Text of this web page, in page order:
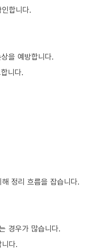
합니다.
을 예방합니다.
니다.
정리 흐름을 잡습니다.
경우가 많습니다.
다.